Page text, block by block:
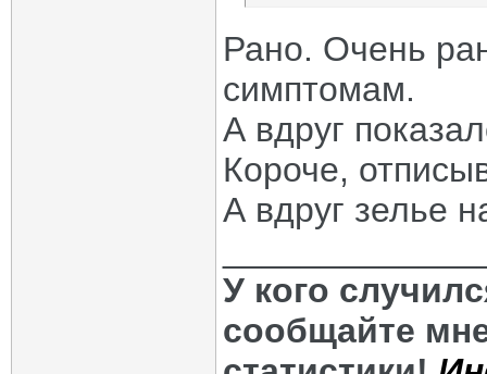
Рано. Очень
симптомам.
А вдруг
Короче,
А вдруг зелье
У кого
сообщайте